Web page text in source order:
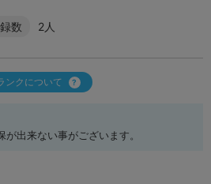
数 2人
ンクについて
出来ない事がございます。